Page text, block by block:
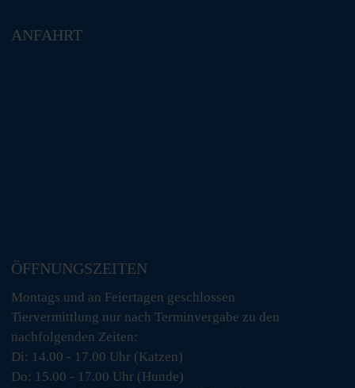
ANFAHRT
ÖFFNUNGSZEITEN
Montags und an Feiertagen geschlossen
Tiervermittlung nur nach Terminvergabe zu den
nachfolgenden Zeiten:
Di: 14.00 - 17.00 Uhr (Katzen)
Do: 15.00 - 17.00 Uhr (Hunde)